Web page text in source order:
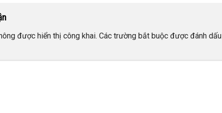
được hiển thị công khai. Các trường bắt buộc được đánh dấu